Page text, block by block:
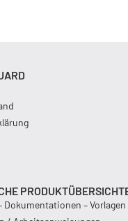
Dokumentationen – Vorlagen